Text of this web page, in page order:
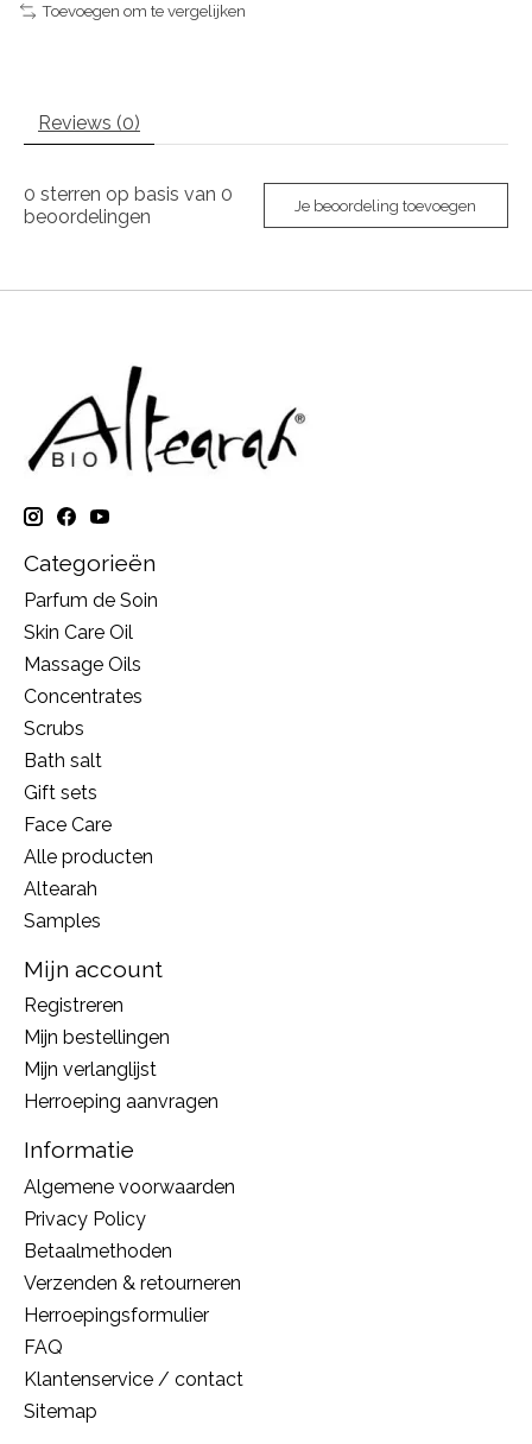
Toevoegen om te vergelijken
Reviews (0)
0 sterren op basis van 0
beoordelingen
Je beoordeling toevoegen
Categorieën
Parfum de Soin
Skin Care Oil
Massage Oils
Concentrates
Scrubs
Bath salt
Gift sets
Face Care
Alle producten
Altearah
Samples
Mijn account
Registreren
Mijn bestellingen
Mijn verlanglijst
Herroeping aanvragen
Informatie
Algemene voorwaarden
Privacy Policy
Betaalmethoden
Verzenden & retourneren
Herroepingsformulier
FAQ
Klantenservice / contact
Sitemap